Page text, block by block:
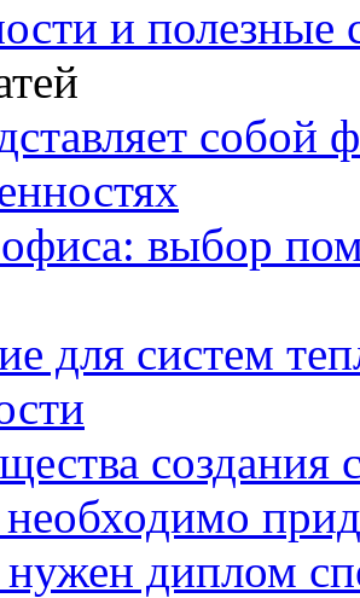
и полезные
собой
выбор
для систем
создания
диплом